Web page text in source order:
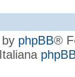
phpBB®